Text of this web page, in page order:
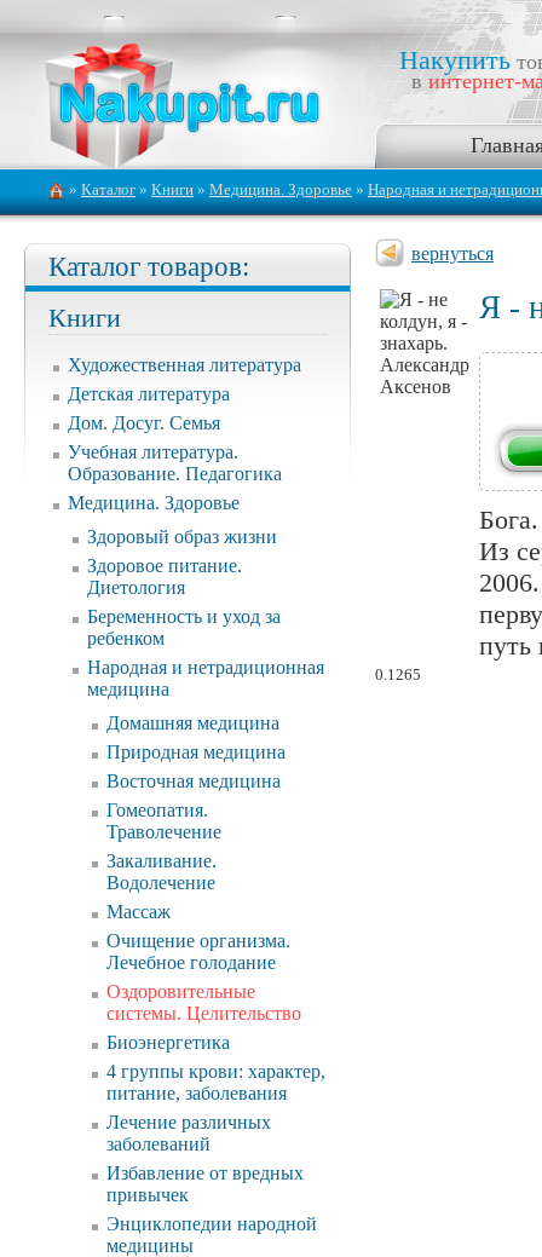
Накупить
в интернет-
» Каталог » Книги » Медицина. Здоровье » Народная и
Каталог товаров:
Книги
Художественная литература
Детская литература
Дом. Досуг. Семья
Учебная литература.
Образование. Педагогика
Медицина. Здоровье
Здоровый образ жизни
Здоровое питание.
Диетология
Беременность и уход за
ребенком
Народная и нетрадиционная
медицина
Домашняя медицина
Природная медицина
Восточная медицина
Гомеопатия.
Траволечение
Закаливание.
Водолечение
Массаж
Очищение организма.
Лечебное голодание
Оздоровительные
системы. Целительство
Биоэнергетика
4 группы крови: характер,
питание, заболевания
Лечение различных
заболеваний
Избавление от вредных
привычек
Энциклопедии народной
медицины
вернуться
Я -
Из
путь
0.1265